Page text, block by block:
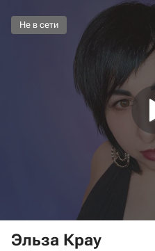
Не в сети
Эльза Крау